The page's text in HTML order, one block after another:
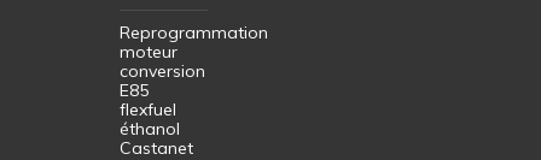
Reprogrammation
moteur
conversion
E85
flexfuel
éthanol
Castanet